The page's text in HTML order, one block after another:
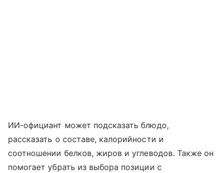
ИИ-официант может подсказать блюдо,
рассказать о составе, калорийности и
соотношении белков, жиров и углеводов. Также он
помогает убрать из выбора позиции с